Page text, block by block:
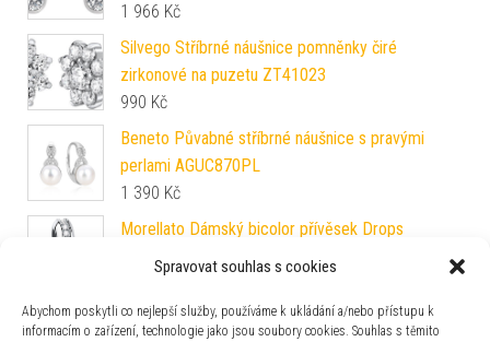
Spravovat souhlas s cookies
Abychom poskytli co nejlepší služby, používáme k ukládání a/nebo přístupu k
informacím o zařízení, technologie jako jsou soubory cookies. Souhlas s těmito
1 966 Kč
Silvego Stříbrné náušnice pomněnky čiré
zirkonové na puzetu ZT41023
990 Kč
Beneto Půvabné stříbrné náušnice s pravými
perlami AGUC870PL
1 390 Kč
Morellato Dámský bicolor přívěsek Drops
SCZ1137